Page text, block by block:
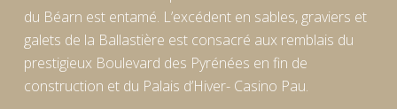
du Béarn est entamé. L’excédent en sables, graviers et
galets de la Ballastière est consacré aux remblais du
prestigieux Boulevard des Pyrénées en fin de
construction et du Palais d’Hiver- Casino Pau.